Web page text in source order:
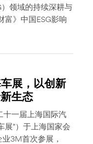
领域的持续深耕与
富》中国ESG影响
展，以创新
生态
十一届上海国际汽
展"）于上海国家会
3M首次参展，